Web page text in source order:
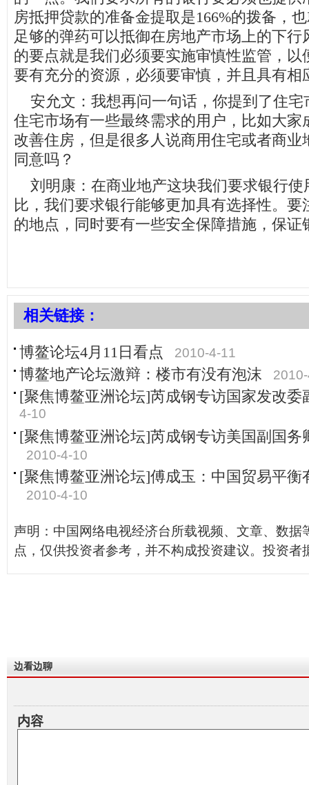
房抵押贷款的准备金提取是166%的拨备，
足够的弹药可以抵御在房地产市场上的下行
的要点就是我们必须要实施审慎性监管，以
要有充分的资源，必须要审慎，并且具有相
安允文：我想再问一句话，你提到了住宅
住宅市场有一些最终需求的用户，比如大家
改善住房，但是很多人说商用住宅或者商业
同意吗？
刘明康：在商业地产这块我们要求银行使
比，我们要求银行能够更加具有选择性。要
的地点，同时要有一些安全保障措施，保证
相关链接：
博鳌论坛4月11日看点 2010-4-11
博鳌地产论坛激辩：楼市有没有泡沫
[聚焦博鳌亚洲论坛]芮成钢专访国家发改委
4-10
[聚焦博鳌亚洲论坛]芮成钢专访美国副国务
2010-4-10
[聚焦博鳌亚洲论坛]傅成玉：中国贸易平衡
2010-4-10
声明：中国网络电视经济台所载视频、文章、数据
点，仅供投资者参考，并不构成投资建议。投资者
边看边聊
内容